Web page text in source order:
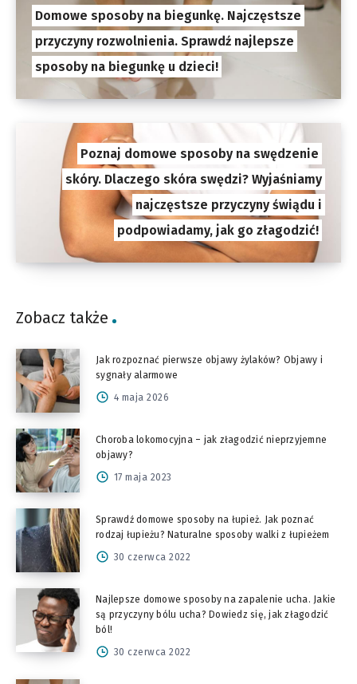
Domowe sposoby na biegunkę. Najczęstsze
przyczyny rozwolnienia. Sprawdź najlepsze
sposoby na biegunkę u dzieci!
Poznaj domowe sposoby na swędzenie
skóry. Dlaczego skóra swędzi? Wyjaśniamy
najczęstsze przyczyny świądu i
podpowiadamy, jak go złagodzić!
Zobacz także
Jak rozpoznać pierwsze objawy żylaków? Objawy i
sygnały alarmowe
4 maja 2026
Choroba lokomocyjna – jak złagodzić nieprzyjemne
objawy?
17 maja 2023
Sprawdź domowe sposoby na łupież. Jak poznać
rodzaj łupieżu? Naturalne sposoby walki z łupieżem
30 czerwca 2022
Najlepsze domowe sposoby na zapalenie ucha. Jakie
są przyczyny bólu ucha? Dowiedz się, jak złagodzić
ból!
30 czerwca 2022